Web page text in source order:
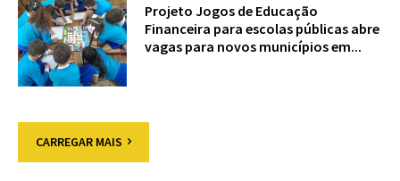
Projeto Jogos de Educação
Financeira para escolas públicas abre
vagas para novos municípios em...
CARREGAR MAIS